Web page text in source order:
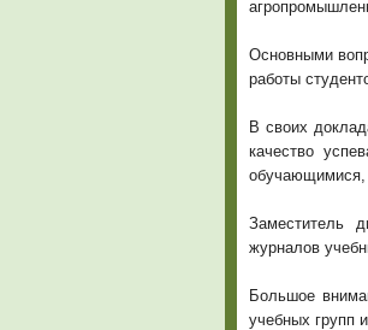
Основными
работы
В своих
качество
обучающимися,
Заместитель
журналов
Большое
учебных групп